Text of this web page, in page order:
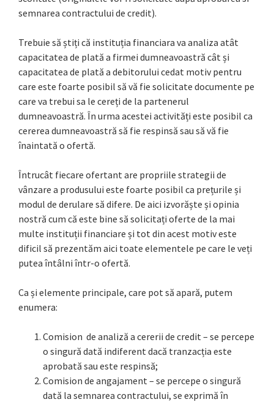
semnarea contractului de credit).
Trebuie să știți că instituția financiara va analiza atât
capacitatea de plată a firmei dumneavoastră cât și
capacitatea de plată a debitorului cedat motiv pentru
care este foarte posibil să vă fie solicitate documente pe
care va trebui sa le cereți de la partenerul
dumneavoastră. În urma acestei activități este posibil ca
cererea dumneavoastră să fie respinsă sau să vă fie
înaintată o ofertă.
Întrucât fiecare ofertant are propriile strategii de
vânzare a produsului este foarte posibil ca prețurile și
modul de derulare să difere. De aici izvorăște și opinia
nostră cum că este bine să solicitați oferte de la mai
multe instituții financiare și tot din acest motiv este
dificil să prezentăm aici toate elementele pe care le veți
putea întâlni într-o ofertă.
Ca și elemente principale, care pot să apară, putem
enumera:
Comision de analiză a cererii de credit – se percepe
o singură dată indiferent dacă tranzacția este
aprobată sau este respinsă;
Comision de angajament – se percepe o singură
dată la semnarea contractului, se exprimă în